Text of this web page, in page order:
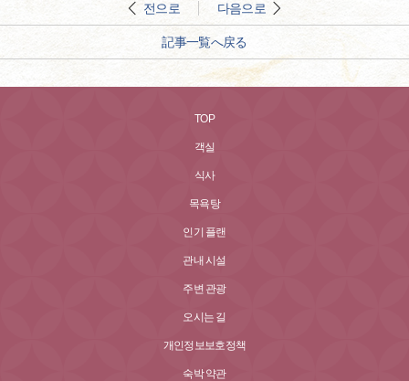
전으로 다음으로
記事一覧へ戻る
TOP
객실
식사
목욕탕
인기 플랜
관내 시설
주변 관광
오시는 길
개인정보보호정책
숙박 약관